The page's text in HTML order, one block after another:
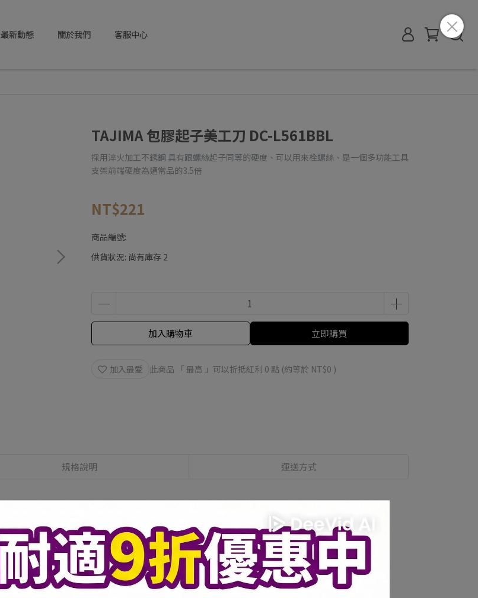
最新動態 關於我們 客服中心
TAJIMA 包膠起子美工刀 DC-L561BBL
採用淬火加工不銹鋼 具有跟螺絲起子同等的硬度、可以用來栓螺絲、是一個多功能工具
支架前端硬度為通常品的3.5倍
NT$221
商品編號:
供貨狀況: 尚有庫存 2
加入購物車 立即購買
加入最愛 此商品 「 最高 」可以折抵紅利 0 點 (約等於 NT$0 )
規格說明 運送方式